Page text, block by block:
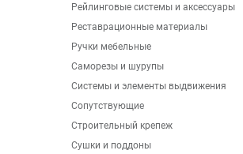
Рейлинговые системы и аксессуары
Реставрационные материалы
Ручки мебельные
Саморезы и шурупы
Системы и элементы выдвижения
Сопутствующие
Строительный крепеж
Сушки и поддоны